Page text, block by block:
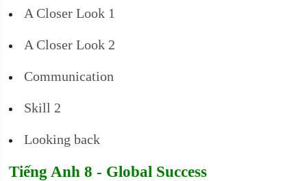
A Closer Look 1
A Closer Look 2
Communication
Skill 2
Looking back
Tiếng Anh 8 - Global Success